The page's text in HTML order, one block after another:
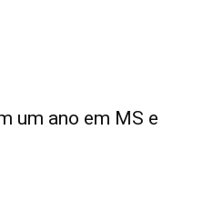
um ano em MS e